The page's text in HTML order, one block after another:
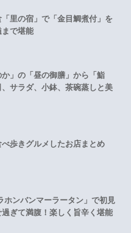
里の宿」で「金目鯛煮付」を
で堪能
」の「昼の御膳」から「鮨
サラダ、小鉢、茶碗蒸しと美
べ歩きグルメしたお店まとめ
ホンバンマーラータン」で初見
ぎて満腹！楽しく旨辛く堪能